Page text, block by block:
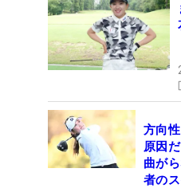
方向
原因
曲が
者の